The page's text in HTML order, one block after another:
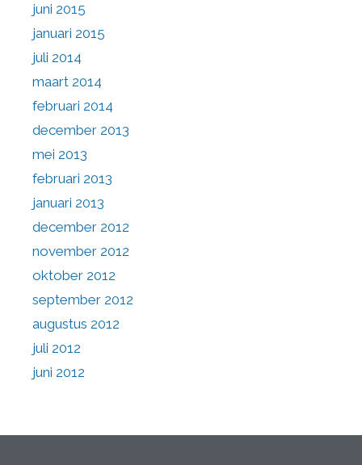
juni 2015
januari 2015
juli 2014
maart 2014
februari 2014
december 2013
mei 2013
februari 2013
januari 2013
december 2012
november 2012
oktober 2012
september 2012
augustus 2012
juli 2012
juni 2012